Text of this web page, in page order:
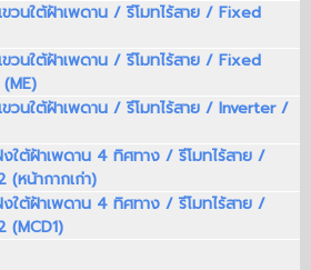
วนใต้ฝ้าเพดาน / รีโมทไร้สาย / Fixed
วนใต้ฝ้าเพดาน / รีโมทไร้สาย / Fixed
วนใต้ฝ้าเพดาน / รีโมทไร้สาย / Inverter /
ใต้ฝ้าเพดาน 4 ทิศทาง / รีโมทไร้สาย /
หน้ากากเก่า)
ใต้ฝ้าเพดาน 4 ทิศทาง / รีโมทไร้สาย /
(MCD1)